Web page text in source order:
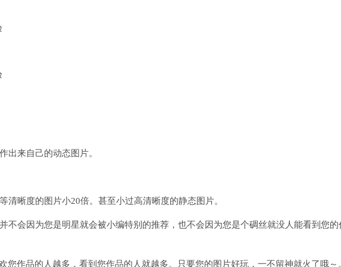
出来自己的动态图片。
晰度的图片小20倍。甚至小过高清晰度的静态图片。
不会因为您是明星就会被小编特别的推荐，也不会因为您是个碉丝就没人能看到您的
您作品的人越多，看到您作品的人就越多。只要您的图片好玩，一不留神就火了哦～